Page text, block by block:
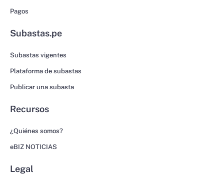
Pagos
Subastas.pe
Subastas vigentes
Plataforma de subastas
Publicar una subasta
Recursos
¿Quiénes somos?
eBIZ NOTICIAS
Legal